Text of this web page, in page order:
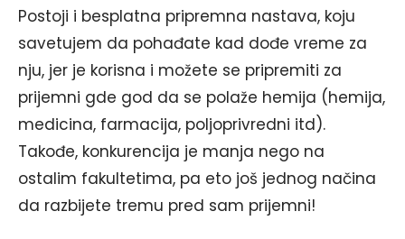
Postoji i besplatna pripremna nastava, koju
savetujem da pohađate kad dođe vreme za
nju, jer je korisna i možete se pripremiti za
prijemni gde god da se polaže hemija (hemija,
medicina, farmacija, poljoprivredni itd).
Takođe, konkurencija je manja nego na
ostalim fakultetima, pa eto još jednog načina
da razbijete tremu pred sam prijemni!